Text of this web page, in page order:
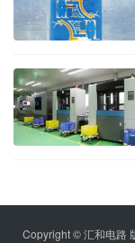
Copyright © 汇和电路